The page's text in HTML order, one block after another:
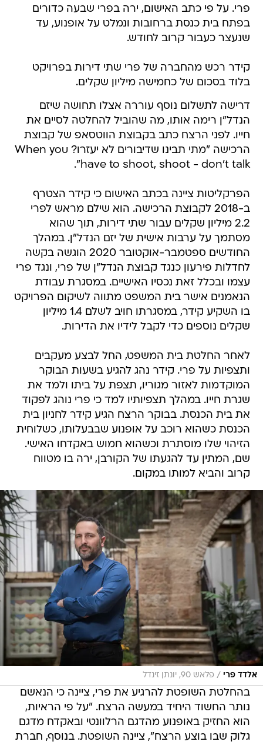
פרי. על פי כתב האישום, ירה בפרי שבעה כדורים
בפתח בית כנסת ברחובות ונמלט על אופנוע, עד
שנעצר כעבור קרוב לחודש.
קידר רכש מהחברה של פרי שתי דירות בפרויקט
בלוד בסכום של כחמישה מיליון שקלים.
דרישה לתשלום נוסף עוררה אצלו תחושה שיזם
הנדל"ן רימה אותו, מה שהוביל להחלטה לסיים את
חייו. לפני הרצח כתב בקבוצת הווטסאפ של קבוצת
הרכישה "מתי תבינו שדיבורים לא יעזרו? When you
have to shoot, shoot - don't talk".
הפרקליטות ציינה בכתב האישום כי קידר הצטרף
ב-2018 לקבוצת הרכישה. הוא שילם מראש לפרי
2.2 מיליון שקלים עבור שתי דירות, תוך שהוא
מסתמך על ערבות אישית של יזם הנדל"ן. במהלך
החודשים ספטמבר-אוקטובר 2020 הוגשה בקשה
לחדלות פירעון כנגד קבוצת הנדל"ן של פרי, ונגד פרי
עצמו ובכלל זאת נכסיו האישיים. במסגרת עבודת
הנאמנים אישר בית המשפט מתווה לשיקום הפרויקט
בו השקיע קידר, במסגרתו חויב לשלם 1.4 מיליון
שקלים נוספים כדי לקבל לידיו את הדירות.
לאחר החלטת בית המשפט, החל לבצע מעקבים
ותצפיות על פרי. קידר נהג להגיע בשעות הבוקר
המוקדמות לאזור מגוריו, תצפת על ביתו ולמד את
שגרת חייו. במהלך תצפיותיו למד כי פרי נוהג לפקוד
את בית הכנסת. בבוקר הרצח הגיע קידר לחניון בית
הכנסת כשהוא רוכב על אופנוע שבבעלותו, כשלוחית
הזיהוי שלו מוסתרת וכשהוא חמוש באקדחו האישי.
שם, המתין עד להגעתו של הקורבן, ירה בו מטווח
קרוב והביא למותו במקום.
אלדד פרי / פלאש 90, יונתן זינדל
בהחלטת השופטת להרגיע את פרי, ציינה כי הנאשם
נותר החשוד היחיד במעשה הרצח. "על פי הראיות,
הוא החזיק באופנוע מהדגם הרלוונטי ובאקדח מדגם
גלוק שבו בוצע הרצח", ציינה השופטת. בנוסף, חברת